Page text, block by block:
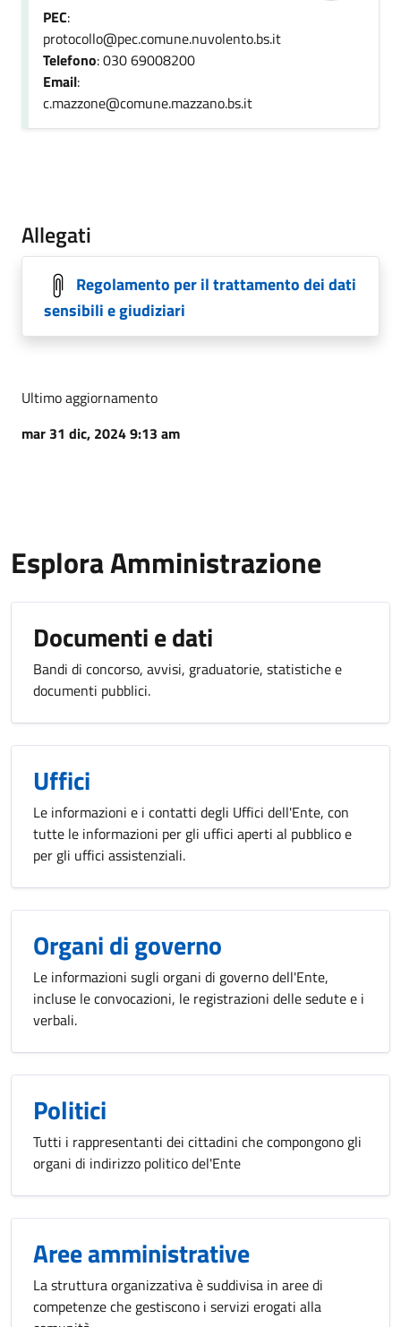
PEC:
protocollo@pec.comune.nuvolento.bs.it
Telefono: 030 69008200
Email:
c.mazzone@comune.mazzano.bs.it
Allegati
Regolamento per il trattamento dei dati
sensibili e giudiziari
Ultimo aggiornamento
mar 31 dic, 2024 9:13 am
Esplora Amministrazione
Documenti e dati
Bandi di concorso, avvisi, graduatorie, statistiche e
documenti pubblici.
Uffici
Le informazioni e i contatti degli Uffici dell'Ente, con
tutte le informazioni per gli uffici aperti al pubblico e
per gli uffici assistenziali.
Organi di governo
Le informazioni sugli organi di governo dell'Ente,
incluse le convocazioni, le registrazioni delle sedute e i
verbali.
Politici
Tutti i rappresentanti dei cittadini che compongono gli
organi di indirizzo politico del'Ente
Aree amministrative
La struttura organizzativa è suddivisa in aree di
competenze che gestiscono i servizi erogati alla